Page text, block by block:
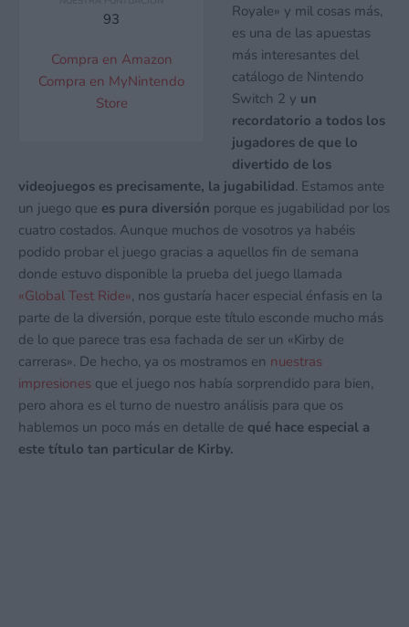
93
Compra en Amazon
Compra en MyNintendo
Store
Royale» y mil cosas más,
es una de las apuestas
más interesantes del
catálogo de Nintendo
Switch 2 y un
recordatorio a todos los
jugadores de que lo
divertido de los
videojuegos es precisamente, la jugabilidad. Estamos ante
un juego que es pura diversión porque es jugabilidad por los
cuatro costados. Aunque muchos de vosotros ya habéis
podido probar el juego gracias a aquellos fin de semana
donde estuvo disponible la prueba del juego llamada
«Global Test Ride», nos gustaría hacer especial énfasis en la
parte de la diversión, porque este título esconde mucho más
de lo que parece tras esa fachada de ser un «Kirby de
carreras». De hecho, ya os mostramos en nuestras
impresiones que el juego nos había sorprendido para bien,
pero ahora es el turno de nuestro análisis para que os
hablemos un poco más en detalle de qué hace especial a
este título tan particular de Kirby.